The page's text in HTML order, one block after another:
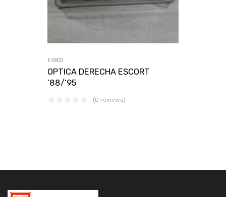
FORD
OPTICA DERECHA ESCORT
’88/’95
(0 reviews)